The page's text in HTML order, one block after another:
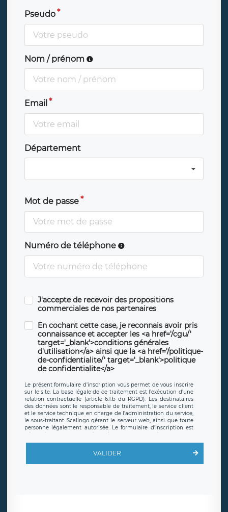
Pseudo
Nom / prénom
Email
Département
Mot de passe
Numéro de téléphone
J'accepte de recevoir des propositions
commerciales de nos partenaires
En cochant cette case, je reconnais avoir pris
connaissance et accepter les <a href='/cgu/'
target='_blank'>conditions générales
d'utilisation</a> ainsi que la <a href='/politique-
de-confidentialite/' target='_blank'>politique
de confidentialite</a>
Le présent formulaire d’inscription vous permet de vous inscrire
sur le site. La base légale de ce traitement est l’exécution d’une
relation contractuelle (article 6.1.b du RGPD). Les destinataires
des données sont le responsable de traitement, le service client
et le service technique en charge de l’administration du service,
le sous-traitant Scalingo gérant le serveur web, ainsi que toute
personne légalement autorisée. Le formulaire d’inscription est
hébergé sur un serveur hébergé par Scalingo, basé en France et
offrant desclauses de protection conformes au RGPD. Les
en sollicite la suppression, étant entendu que vous pouvez
demander la suppression de vos données et retirer votre
VALIDER